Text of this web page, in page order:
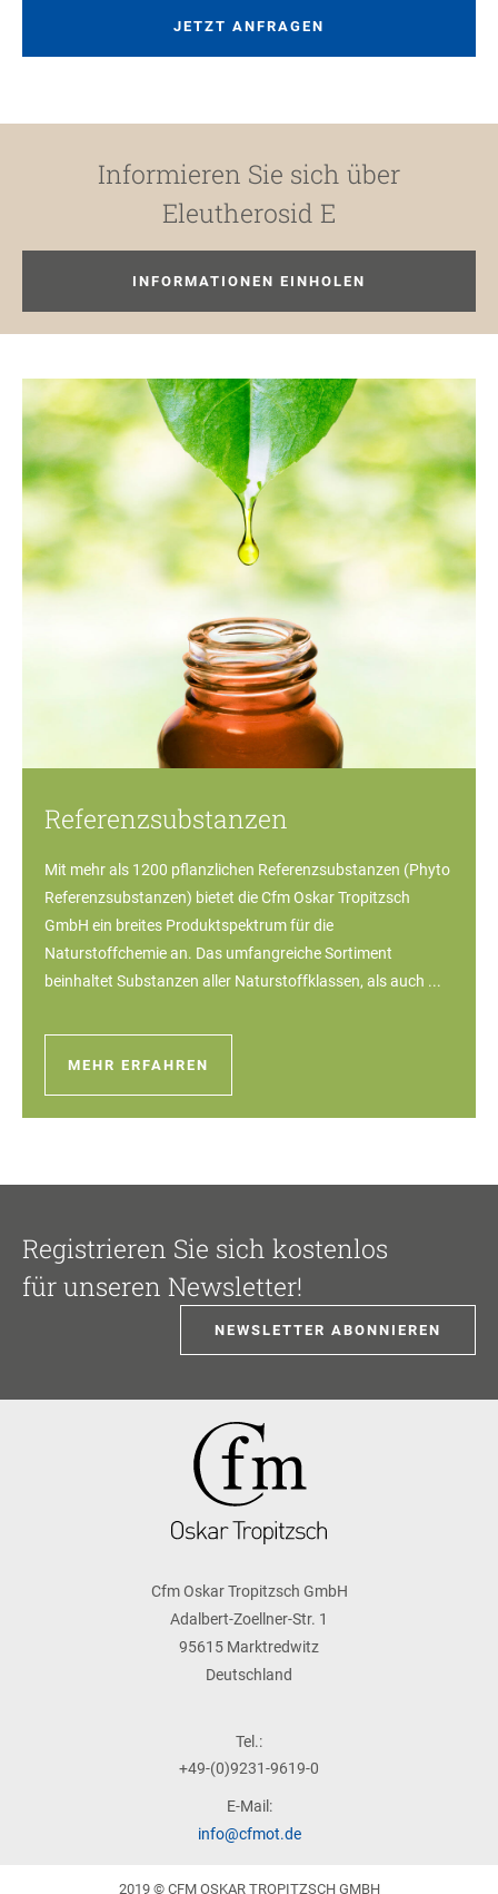
JETZT ANFRAGEN
Informieren Sie sich über
Eleutherosid E
INFORMATIONEN EINHOLEN
Referenzsubstanzen
Mit mehr als 1200 pflanzlichen Referenzsubstanzen (Phyto
Referenzsubstanzen) bietet die Cfm Oskar Tropitzsch
GmbH ein breites Produktspektrum für die
Naturstoffchemie an. Das umfangreiche Sortiment
beinhaltet Substanzen aller Naturstoffklassen, als auch ...
MEHR ERFAHREN
Registrieren Sie sich kostenlos
für unseren Newsletter!
NEWSLETTER ABONNIEREN
Cfm Oskar Tropitzsch GmbH
Adalbert-Zoellner-Str. 1
95615 Marktredwitz
Deutschland
Tel.:
+49-(0)9231-9619-0
E-Mail:
info@cfmot.de
2019 © CFM OSKAR TROPITZSCH GMBH